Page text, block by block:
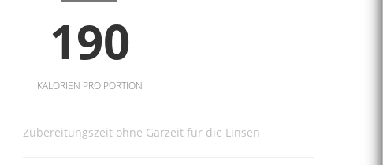
190
KALORIEN PRO PORTION
Zubereitungszeit ohne Garzeit für die Linsen